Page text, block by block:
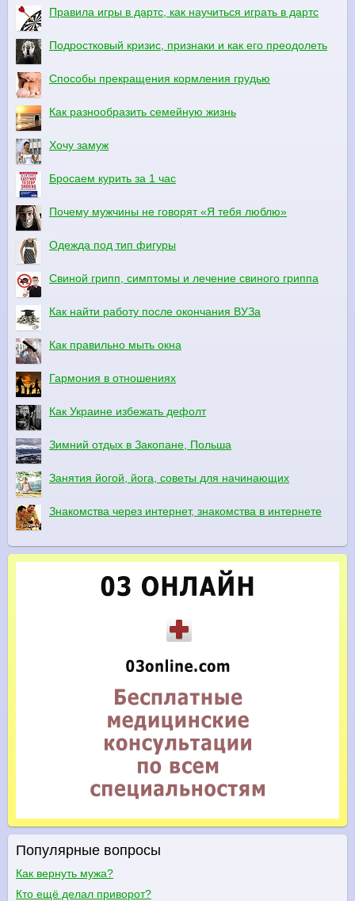
Правила игры в дартс, как научиться играть в дартс
Подростковый кризис, признаки и как его преодолеть
Способы прекращения кормления грудью
Как разнообразить семейную жизнь
Хочу замуж
Бросаем курить за 1 час
Почему мужчины не говорят «Я тебя люблю»
Одежда под тип фигуры
Свиной грипп, симптомы и лечение свиного гриппа
Как найти работу после окончания ВУЗа
Как правильно мыть окна
Гармония в отношениях
Как Украине избежать дефолт
Зимний отдых в Закопане, Польша
Занятия йогой, йога, советы для начинающих
Знакомства через интернет, знакомства в интернете
Популярные вопросы
Как вернуть мужа?
Кто ещё делал приворот?